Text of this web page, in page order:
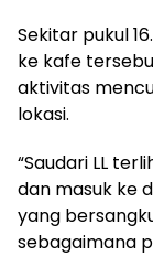
Sekitar pukul
ke kafe
aktivitas
lokasi.
“Saudari LL
dan masuk ke
yang
sebagaimana